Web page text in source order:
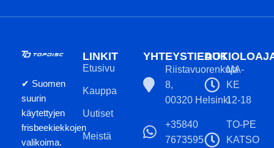
✔ Suomen
suurin
käytettyjen
frisbeekiekkojen
valikoima.
LINKIT
Etusivu
Kauppa
Uutiset
Meistä
YHTEYSTIEDOT
Riistavuorenkuja
8,
00320 Helsinki
+35840
7673595
MA-
KE
12-18
TO-PE
KATSO